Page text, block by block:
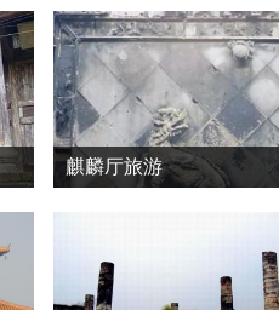
麒麟厅旅游